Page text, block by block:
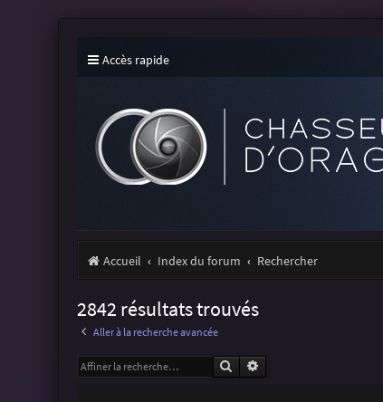
Accès rapide
Accueil Index du forum Rechercher
2842 résultats trouvés
Aller à la recherche avancée
Rechercher